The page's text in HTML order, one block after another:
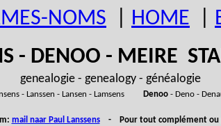
NOMS HOME
- DENOO - MEIRE
genealogie - genealogy - généalogie
- Lanssen - Lansen - Lamsens Denoo- Deno -
mail naar Paul Lanssens- Pour tout complément ou